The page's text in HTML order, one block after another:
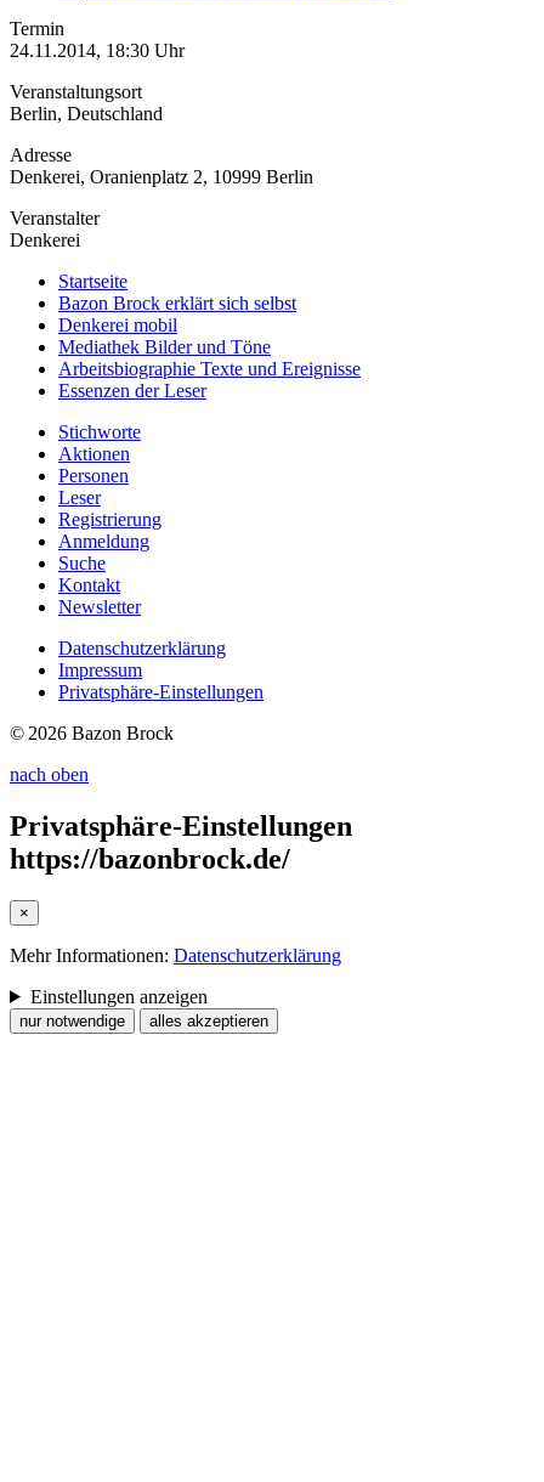
Termin
24.11.2014, 18:30 Uhr
Veranstaltungsort
Berlin, Deutschland
Adresse
Denkerei, Oranienplatz 2, 10999 Berlin
Veranstalter
Denkerei
Startseite
Bazon Brock erklärt sich selbst
Denkerei mobil
Mediathek Bilder und Töne
Arbeitsbiographie Texte und Ereignisse
Essenzen der Leser
Stichworte
Aktionen
Personen
Leser
Registrierung
Anmeldung
Suche
Kontakt
Newsletter
Datenschutzerklärung
Impressum
Privatsphäre-Einstellungen
© 2026 Bazon Brock
nach oben
Privatsphäre-Einstellungen
https://bazonbrock.de/
×
Mehr Informationen: Datenschutzerklärung
Einstellungen anzeigen
nur notwendige alles akzeptieren